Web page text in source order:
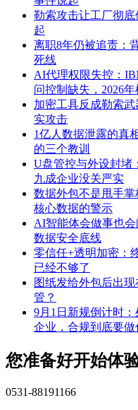
勒索攻击让工厂彻
起
离职8年仍被追责：
死线
AI代理权限失控：
问控制缺失，2026
加密工具反成勒索
实攻击
1亿人数据泄露的真
的三个教训
U盘管控与外设封堵
九成企业没关严实
数据外包不是甩手
核心数据的警示
AI智能体会做事也
数据安全底线
零信任+透明加密：
已经不够了
图纸发给外包后出
管？
9月1日新规倒计时
企业，合规到底要做
您准备好开始体
0531-88191166